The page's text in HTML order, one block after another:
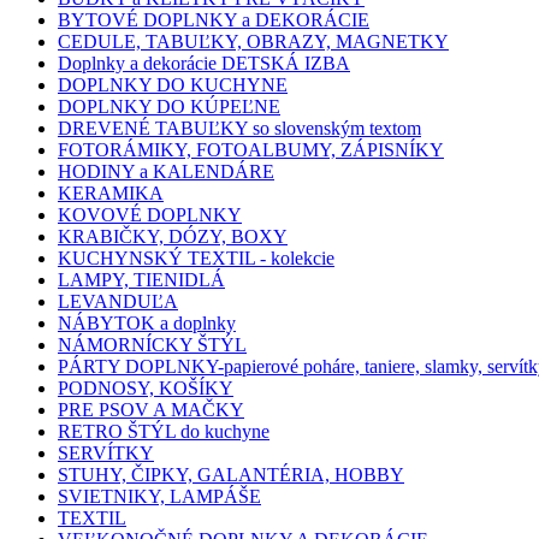
BYTOVÉ DOPLNKY a DEKORÁCIE
CEDULE, TABUĽKY, OBRAZY, MAGNETKY
Doplnky a dekorácie DETSKÁ IZBA
DOPLNKY DO KUCHYNE
DOPLNKY DO KÚPEĽNE
DREVENÉ TABUĽKY so slovenským textom
FOTORÁMIKY, FOTOALBUMY, ZÁPISNÍKY
HODINY a KALENDÁRE
KERAMIKA
KOVOVÉ DOPLNKY
KRABIČKY, DÓZY, BOXY
KUCHYNSKÝ TEXTIL - kolekcie
LAMPY, TIENIDLÁ
LEVANDUĽA
NÁBYTOK a doplnky
NÁMORNÍCKY ŠTÝL
PÁRTY DOPLNKY-papierové poháre, taniere, slamky,
PODNOSY, KOŠÍKY
PRE PSOV A MAČKY
RETRO ŠTÝL do kuchyne
SERVÍTKY
STUHY, ČIPKY, GALANTÉRIA, HOBBY
SVIETNIKY, LAMPÁŠE
TEXTIL